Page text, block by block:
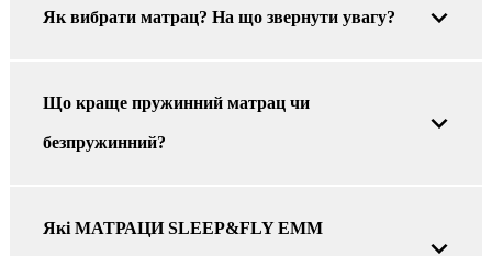
Як вибрати матрац? На що звернути увагу?
Що краще пружинний матрац чи
безпружинний?
Які МАТРАЦИ SLEEP&FLY EMM